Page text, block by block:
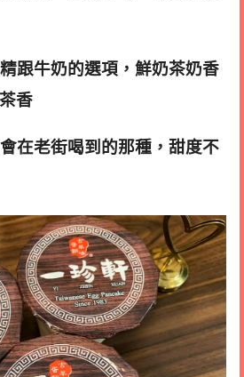
跟牛奶的選項，鮮奶茶奶香
香
在老街喝到的那種，甜度不